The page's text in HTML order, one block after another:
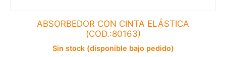
ABSORBEDOR CON CINTA ELÁSTICA
(COD.:80163)
Sin stock (disponible bajo pedido)